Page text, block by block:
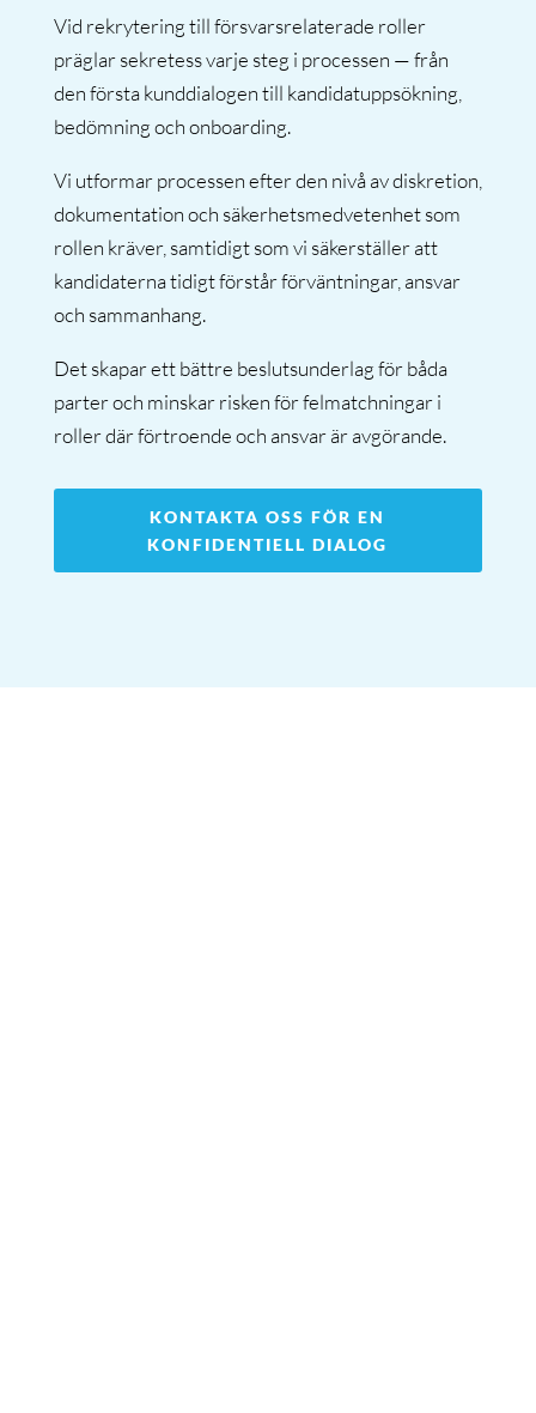
Vid rekrytering till försvarsrelaterade roller
präglar sekretess varje steg i processen — från
den första kunddialogen till kandidatuppsökning,
bedömning och onboarding.
Vi utformar processen efter den nivå av diskretion,
dokumentation och säkerhetsmedvetenhet som
rollen kräver, samtidigt som vi säkerställer att
kandidaterna tidigt förstår förväntningar, ansvar
och sammanhang.
Det skapar ett bättre beslutsunderlag för båda
parter och minskar risken för felmatchningar i
roller där förtroende och ansvar är avgörande.
KONTAKTA OSS FÖR EN
KONFIDENTIELL DIALOG